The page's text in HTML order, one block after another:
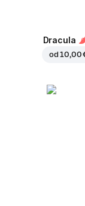
Dracula
od10,00